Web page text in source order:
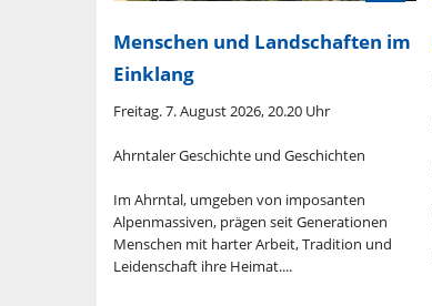
Menschen und Landschaften im
Einklang
Freitag. 7. August 2026, 20.20 Uhr
Ahrntaler Geschichte und Geschichten
Im Ahrntal, umgeben von imposanten
Alpenmassiven, prägen seit Generationen
Menschen mit harter Arbeit, Tradition und
Leidenschaft ihre Heimat....